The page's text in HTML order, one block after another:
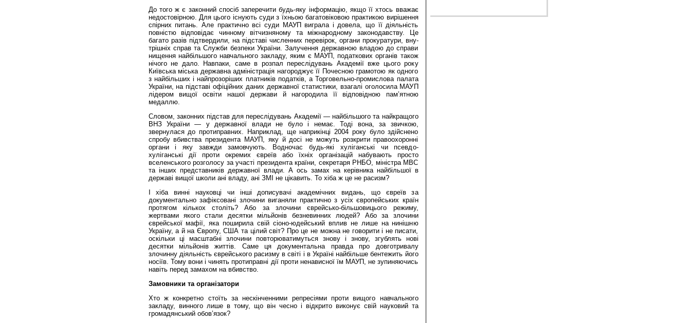
До того ж є законний спосіб заперечити будь-яку інформацію, якщо її хтось вважає
недостовірною. Для цього існують суди з їхньою багатовіковою практикою вирішення
спірних питань. Але практично всі суди МАУП виграла і довела, що її діяльність
повністю відповідає чинному вітчизняному та міжнародному законодавству. Це
багато разів підтвердили, на підставі численних перевірок, органи прокуратури, вну­
трішніх справ та Служби безпеки України. Залучення державною владою до справи
нищення най­більшого навчального закладу, яким є МАУП, податкових органів також
нічого не дало. Навпаки, саме в розпал переслідувань Академії вже цього року
Київська міська державна адміністрація нагороджує її Почесною грамотою як одного
з найбільших і найпрозоріших платників податків, а Торговельно-промислова палата
України, на підставі офіційних даних державної статистики, взагалі оголосила МАУП
лідером вищої освіти нашої держави й нагородила її відповідною пам’ятною
медаллю.
Словом, законних підстав для переслідувань Академії — найбільшого та найкращого
ВНЗ України — у державної влади не було і немає. Тоді вона, за звичкою,
звернулася до протиправних. Наприклад, ще наприкінці 2004 року було здійснено
спробу вбивства президента МАУП, яку й досі не можуть розкрити правоохоронні
органи і яку завжди замовчують. Водночас будь-які хуліганські чи псевдо-
хуліганські дії проти окремих євреїв або їхніх організацій набувають просто
вселенського розголосу за участі президента країни, секретаря РНБО, міністра МВС
та інших представників державної влади. А ось замах на ке­рівника найбільшої в
державі вищої школи ані владу, ані ЗМІ не цікавить. То хіба ж це не расизм?
І хіба винні науковці чи інші дописувачі академічних видань, що євреїв за
документально зафіксовані злочини виганяли практично з усіх європейських країн
протягом кількох століть? Або за злочини єврейсько-більшовицього режиму,
жертвами якого стали десятки мільйонів безневинних людей? Або за злочини
єврейської мафії, яка поширила свій сіоно-юдейський вплив не лише на нинішню
Україну, а й на Європу, США та цілий світ? Про це не можна не говорити і не писати,
оскільки ці масштабні злочини повторюватимуться знову і знову, згублять нові
десятки мільйонів життів. Саме ця документальна правда про довготривалу
злочинну діяльність єврейського расизму в світі і в Україні найбільше бентежить його
носіїв. Тому вони і чинять протиправні дії проти ненависної їм МАУП, не зупиняючись
навіть перед замахом на вбивство.
Замовники та організатори
Хто ж конкретно стоїть за нескінченними репресіями проти вищого навчального
закладу, винного лише в тому, що він чесно і відкрито виконує свій науковий та
громадянський обов’язок?